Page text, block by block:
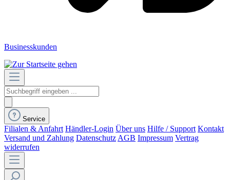
Businesskunden
Service
Filialen & Anfahrt Händler-Login Über uns Hilfe / Support Kontakt
Versand und Zahlung Datenschutz AGB Impressum Vertrag
widerrufen